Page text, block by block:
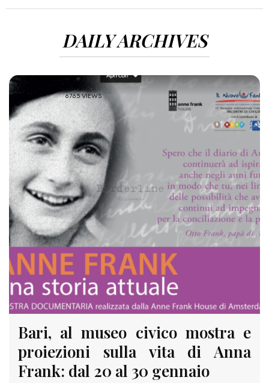
DAILY ARCHIVES
6765 VIEWS
Bari, al museo civico mostra e
proiezioni sulla vita di Anna
Frank: dal 20 al 30 gennaio